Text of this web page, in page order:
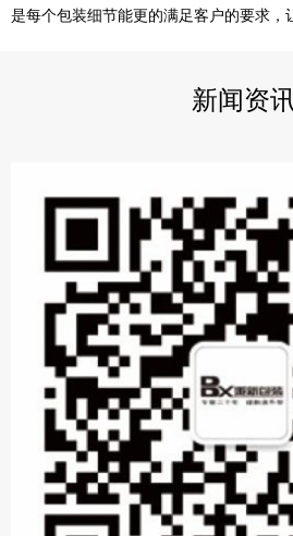
是每个包装细节能更的满足客户的要求，
新闻资